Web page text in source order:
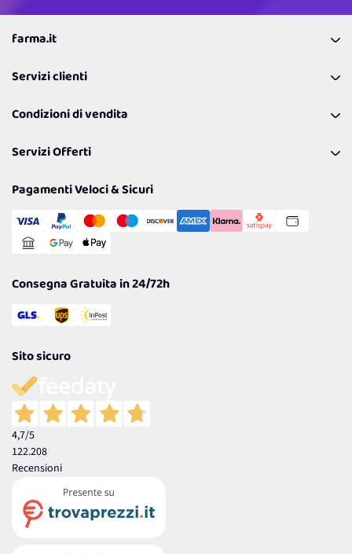
farma.it
Coupon
Lavora con noi
Politiche per la parità di genere
Servizi clienti
Richiamami
Resi
Condizioni di vendita
Spedizioni
Cookie Policy
Gestisci Cookie
Servizi Offerti
Reso Facile e Veloce
Pagamenti Veloci & Sicuri
Consegna Gratuita in 24/72h
Sito sicuro
4,7/5
122.208
Recensioni